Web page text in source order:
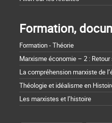
Formation,
Formation - Théorie
Marxisme économie – 2 :
La compréhension marxiste de
Théologie et idéalisme en
Les marxistes et l’histoire